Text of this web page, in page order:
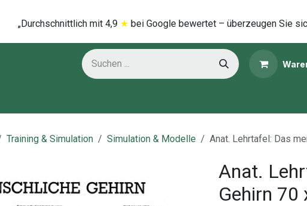
„Durchschnittlich mi​t 4,9 ★ bei Google bewertet – überzeugen Sie
Training & Simulation Simulation & Modelle Anat. Lehrtafel: Das
Anat.
Gehirn